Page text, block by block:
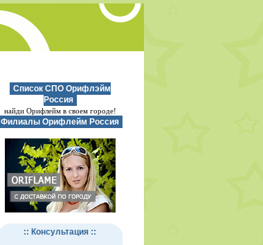
Список СПО Орифлэйм
Россия
найди Орифлейм в своем городе!
Филиалы Орифлейм Россия
:: Консультация ::